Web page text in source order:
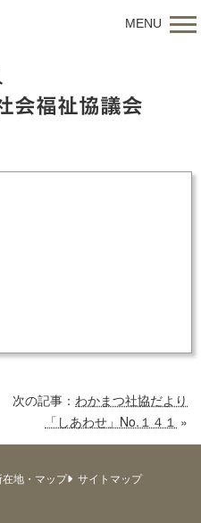
MENU
次の記事： わかまつ社協だより
「しあわせ」No.１４１ »
在地・マップ
サイトマップ